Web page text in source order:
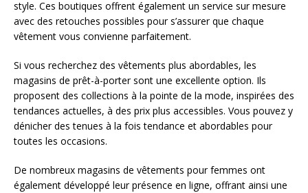
style. Ces boutiques offrent également un service sur mesure
avec des retouches possibles pour s’assurer que chaque
vêtement vous convienne parfaitement.
Si vous recherchez des vêtements plus abordables, les
magasins de prêt-à-porter sont une excellente option. Ils
proposent des collections à la pointe de la mode, inspirées des
tendances actuelles, à des prix plus accessibles. Vous pouvez y
dénicher des tenues à la fois tendance et abordables pour
toutes les occasions.
De nombreux magasins de vêtements pour femmes ont
également développé leur présence en ligne, offrant ainsi une